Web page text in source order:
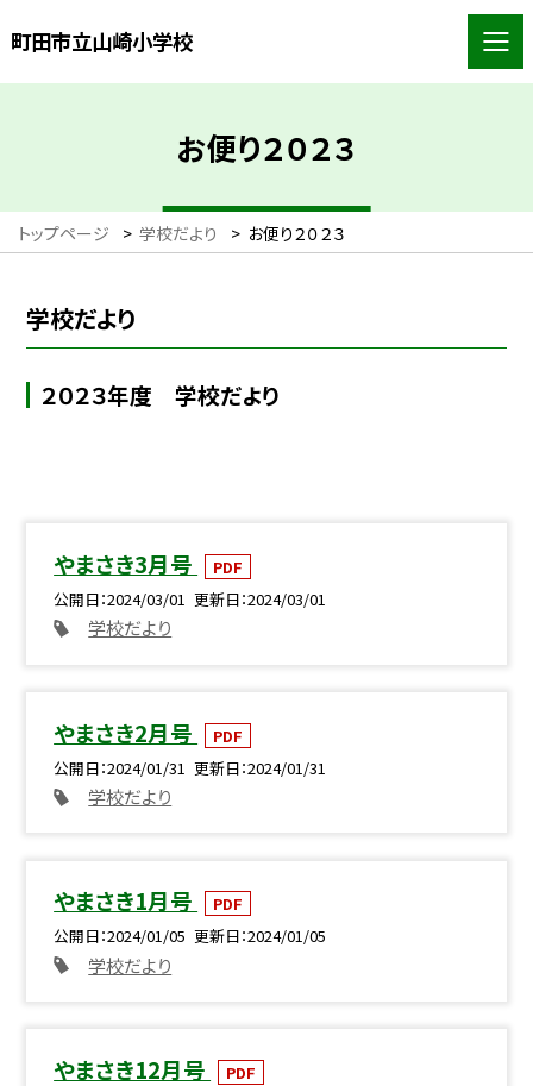
町田市立山崎小学校
お便り２０２３
トップページ > 学校だより > お便り２０２３
学校だより
２０２３年度 学校だより
やまさき3月号
PDF
公開日 2024/03/01 更新日 2024/03/01
学校だより
やまさき2月号
PDF
公開日 2024/01/31 更新日 2024/01/31
学校だより
やまさき1月号
PDF
公開日 2024/01/05 更新日 2024/01/05
学校だより
やまさき12月号
PDF